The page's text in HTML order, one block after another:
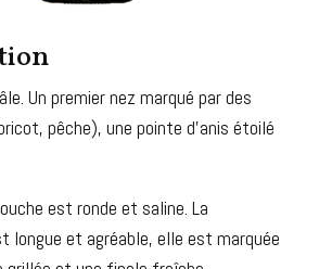
Un premier nez marqué par des
pêche), une pointe d’anis étoilé
est ronde et saline. La
longue et agréable, elle est marquée